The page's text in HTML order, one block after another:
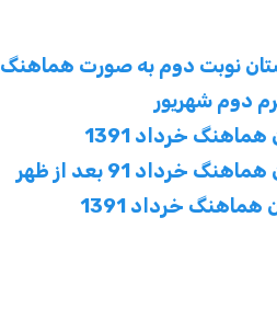
نوبت دوم به صورت هماهنگ
دوم شهریور
خرداد 1391
خرداد 91 بعد از ظهر
خرداد 1391